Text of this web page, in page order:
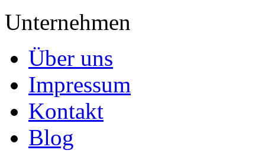
Unternehmen
Über uns
Impressum
Kontakt
Blog